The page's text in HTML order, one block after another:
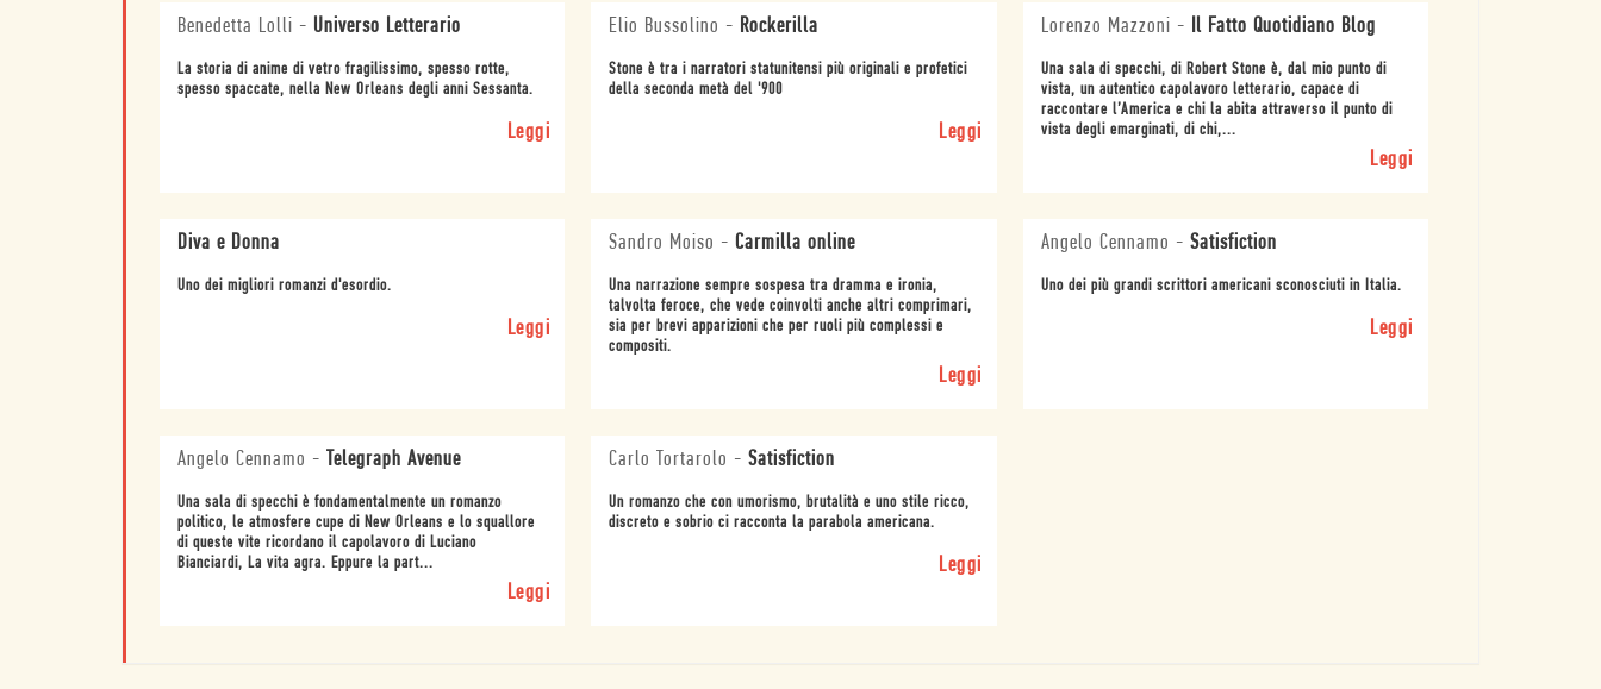
Benedetta Lolli - Universo Letterario
La storia di anime di vetro fragilissimo, spesso rotte,
spesso spaccate, nella New Orleans degli anni Sessanta.
Leggi
Elio Bussolino - Rockerilla
Stone è tra i narratori statunitensi più originali e profetici
della seconda metà del '900
Leggi
Lorenzo Mazzoni - Il Fatto Quotidiano Blog
Una sala di specchi, di Robert Stone è, dal mio punto di
vista, un autentico capolavoro letterario, capace di
raccontare l’America e chi la abita attraverso il punto di
vista degli emarginati, di chi,...
Leggi
Diva e Donna
Uno dei migliori romanzi d'esordio.
Leggi
Sandro Moiso -Carmilla online
Una narrazione sempre sospesa tra dramma e ironia,
talvolta feroce, che vede coinvolti anche altri comprimari,
sia per brevi apparizioni che per ruoli più complessi e
compositi.
Leggi
Angelo Cennamo - Satisfiction
Uno dei più grandi scrittori americani sconosciuti in Italia.
Leggi
Angelo Cennamo - Telegraph Avenue
Una sala di specchi è fondamentalmente un romanzo
politico, le atmosfere cupe di New Orleans e lo squallore
di queste vite ricordano il capolavoro di Luciano
Bianciardi, La vita agra. Eppure la part...
Leggi
Carlo Tortarolo -Satisfiction
Un romanzo che con umorismo, brutalità e uno stile ricco,
discreto e sobrio ci racconta la parabola americana.
Leggi